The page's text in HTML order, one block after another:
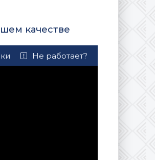
качестве
Не работает?